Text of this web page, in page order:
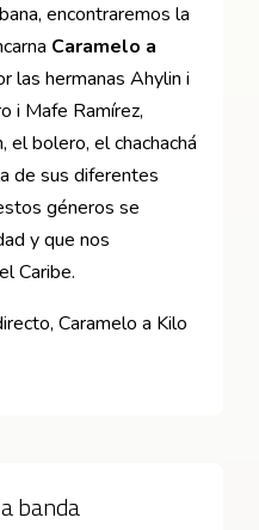
encontraremos la
Caramelo a
las hermanas Ahylin i
i Mafe Ramírez,
el bolero, el chachachá
de sus diferentes
géneros se
y que nos
Caribe.
Caramelo a Kilo
banda